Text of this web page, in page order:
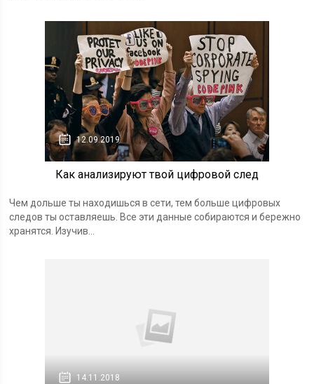
12.09.2019
Как анализируют твой цифровой след
Чем дольше ты находишься в сети, тем больше цифровых
следов ты оставляешь. Все эти данные собираются и бережно
хранятся. Изучив...
14.11.2018